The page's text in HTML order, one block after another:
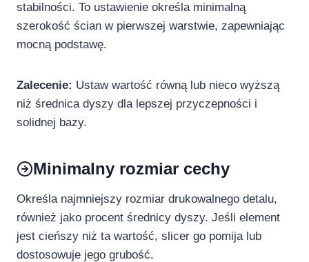
stabilności. To ustawienie określa minimalną
szerokość ścian w pierwszej warstwie, zapewniając
mocną podstawę.
Zalecenie: Ustaw wartość równą lub nieco wyższą
niż średnica dyszy dla lepszej przyczepności i
solidnej bazy.
Minimalny rozmiar cechy
Określa najmniejszy rozmiar drukowalnego detalu,
również jako procent średnicy dyszy. Jeśli element
jest cieńszy niż ta wartość, slicer go pomija lub
dostosowuje jego grubość.